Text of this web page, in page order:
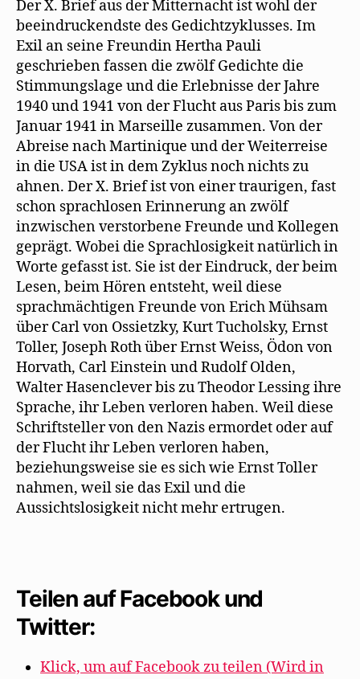
Der X. Brief aus der Mitternacht ist wohl der
beeindruckendste des Gedichtzyklusses. Im
Exil an seine Freundin Hertha Pauli
geschrieben fassen die zwölf Gedichte die
Stimmungslage und die Erlebnisse der Jahre
1940 und 1941 von der Flucht aus Paris bis zum
Januar 1941 in Marseille zusammen. Von der
Abreise nach Martinique und der Weiterreise
in die USA ist in dem Zyklus noch nichts zu
ahnen. Der X. Brief ist von einer traurigen, fast
schon sprachlosen Erinnerung an zwölf
inzwischen verstorbene Freunde und Kollegen
geprägt. Wobei die Sprachlosigkeit natürlich in
Worte gefasst ist. Sie ist der Eindruck, der beim
Lesen, beim Hören entsteht, weil diese
sprachmächtigen Freunde von Erich Mühsam
über Carl von Ossietzky, Kurt Tucholsky, Ernst
Toller, Joseph Roth über Ernst Weiss, Ödon von
Horvath, Carl Einstein und Rudolf Olden,
Walter Hasenclever bis zu Theodor Lessing ihre
Sprache, ihr Leben verloren haben. Weil diese
Schriftsteller von den Nazis ermordet oder auf
der Flucht ihr Leben verloren haben,
beziehungsweise sie es sich wie Ernst Toller
nahmen, weil sie das Exil und die
Aussichtslosigkeit nicht mehr ertrugen.
Teilen auf Facebook und
Twitter:
Klick, um auf Facebook zu teilen (Wird in